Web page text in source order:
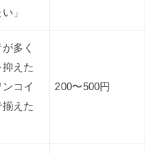
」
が多く
えた
コイ
えた
200〜500円